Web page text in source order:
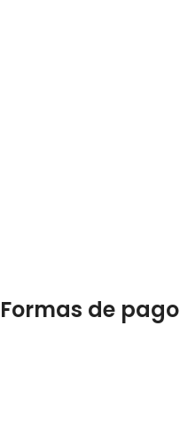
Formas de pago